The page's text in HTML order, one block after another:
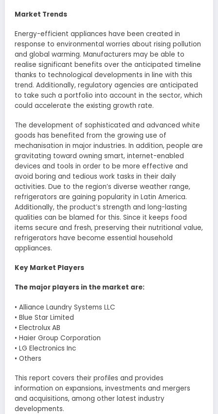
Market Trends
Energy-efficient appliances have been created in
response to environmental worries about rising pollution
and global warming. Manufacturers may be able to
realise significant benefits over the anticipated timeline
thanks to technological developments in line with this
trend. Additionally, regulatory agencies are anticipated
to take such a portfolio into account in the sector, which
could accelerate the existing growth rate.
The development of sophisticated and advanced white
goods has benefited from the growing use of
mechanisation in major industries. In addition, people are
gravitating toward owning smart, internet-enabled
devices and tools in order to be more effective and
avoid boring and tedious work tasks in their daily
activities. Due to the region’s diverse weather range,
refrigerators are gaining popularity in Latin America.
Additionally, the product’s strength and long-lasting
qualities can be blamed for this. Since it keeps food
items secure and fresh, preserving their nutritional value,
refrigerators have become essential household
appliances.
Key Market Players
The major players in the market are:
• Alliance Laundry Systems LLC
• Blue Star Limited
• Electrolux AB
• Haier Group Corporation
• LG Electronics Inc
• Others
This report covers their profiles and provides
information on expansions, investments and mergers
and acquisitions, among other latest industry
developments.